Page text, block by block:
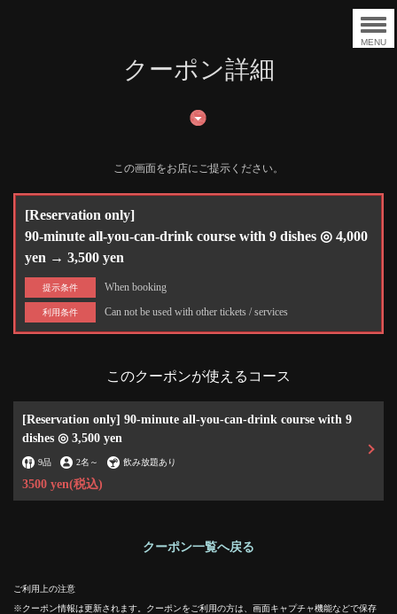
MENU
クーポン詳細
この画面をお店にご提示ください。
[Reservation only]
90-minute all-you-can-drink course with 9 dishes ◎ 4,000
yen → 3,500 yen
提示条件 When booking
利用条件 Can not be used with other tickets / services
このクーポンが使えるコース
[Reservation only] 90-minute all-you-can-drink course with 9
dishes ◎ 3,500 yen
9品 2名 ～ 飲み放題あり
3500 yen(税込)
クーポン一覧へ戻る
ご利用上の注意
クーポン情報は更新されます。クーポンをご利用の方は、画面キャプチャ機能などで保存
この店舗情報をシェアする
[Reservation only] 90-minute all-you-can-drink course with 9
dishes ◎ 4,000 yen → 3,500 yen | 串くし本舗 加古川店